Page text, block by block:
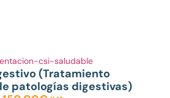
(Tratamiento
patologías digestivas)